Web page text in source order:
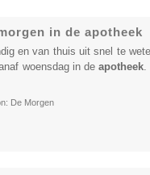
in de apotheek
en van thuis uit snel te
woensdag in deapotheek.
De Morgen